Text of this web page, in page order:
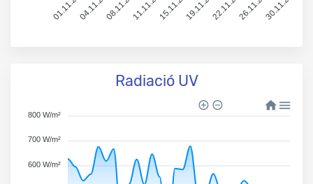
01.11.2504.11.2508.11.2511.11.2515.11.2519.11.2522.11.2526.11.2530.11.25
Radiació UV
800 W/m²
700 W/m²
600 W/m²